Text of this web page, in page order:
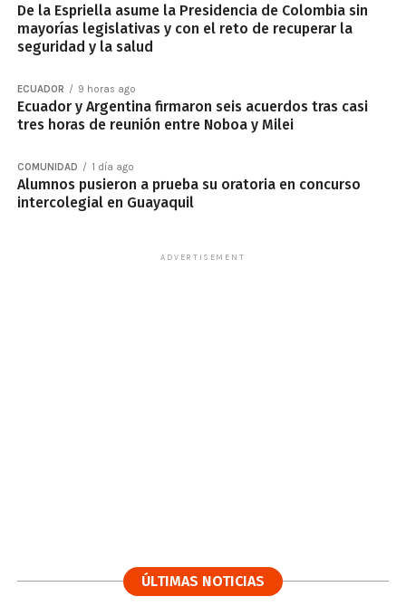
De la Espriella asume la Presidencia de Colombia sin
mayorías legislativas y con el reto de recuperar la
seguridad y la salud
ECUADOR 9 horas ago
Ecuador y Argentina firmaron seis acuerdos tras casi
tres horas de reunión entre Noboa y Milei
COMUNIDAD 1 día ago
Alumnos pusieron a prueba su oratoria en concurso
intercolegial en Guayaquil
ADVERTISEMENT
ÚLTIMAS NOTICIAS